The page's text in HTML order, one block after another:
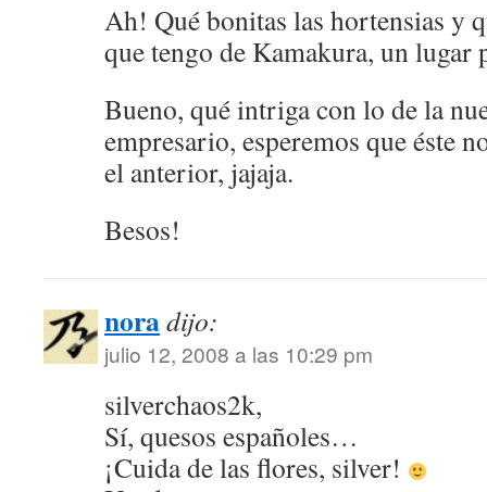
Ah! Qué bonitas las hortensias y
que tengo de Kamakura, un lugar
Bueno, qué intriga con lo de la
empresario, esperemos que éste
el anterior, jajaja.
Besos!
noradijo:
julio 12, 2008 a las 10:29 pm
silverchaos2k,
Sí, quesos españoles…
¡Cuida de las flores, silver!